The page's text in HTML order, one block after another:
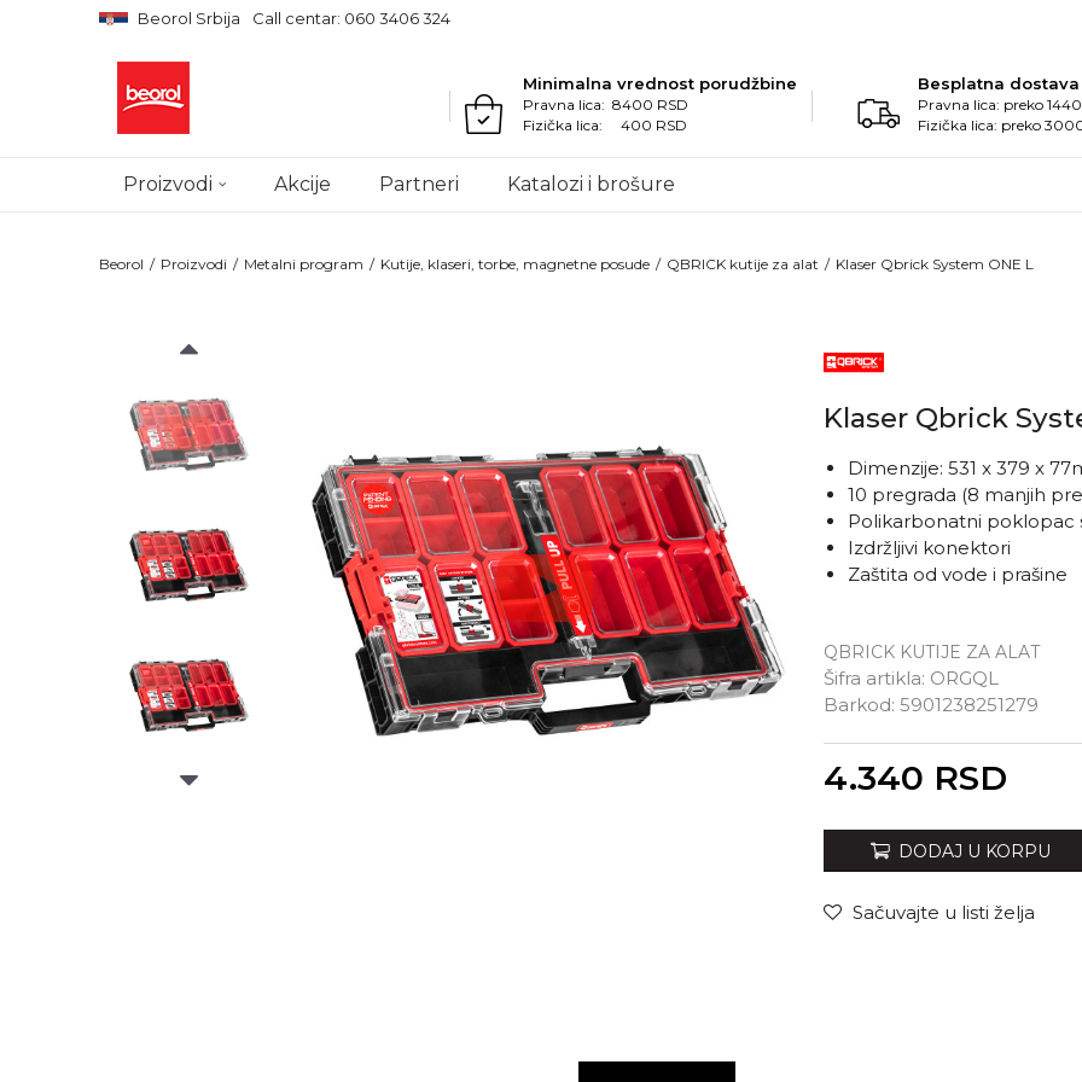
Beorol Srbija Call centar: 060 3406 324
Minimalna vrednost porudžbine
Pravna lica: 8400 RSD
Fizička lica: 400 RSD
Besplatna dostava
Pravna lica: preko
Fizička lica: preko
Proizvodi Akcije Partneri Katalozi i brošure
Beorol Proizvodi Metalni program Kutije, klaseri, torbe, magnetne posude QBRICK kutije za alat Klaser Qbrick System ONE L
Klaser Qbrick
QBRICK KUTIJE ZA ALAT
Šifra artikla: ORGQL
Barkod: 5901238251279
Dimenzije: 531 x 379 x
10 pregrada (8 manjih
Polikarbonatni poklopac
Izdržljivi konektori
Zaštita od vode i prašine
4.340 RSD
DODAJ U KORPU
Sačuvajte u listi želja